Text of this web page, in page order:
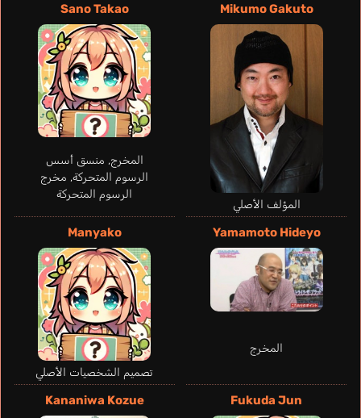
Mikumo Gakuto
المؤلف الأصلي
Sano Takao
المخرج, منسق أسس
الرسوم المتحركة, مخرج
الرسوم المتحركة
Yamamoto Hideyo
المخرج
Manyako
تصميم الشخصيات الأصلي
Fukuda Jun
Kananiwa Kozue
Friede Franciska
Aderado Nina
Nakahara Mai